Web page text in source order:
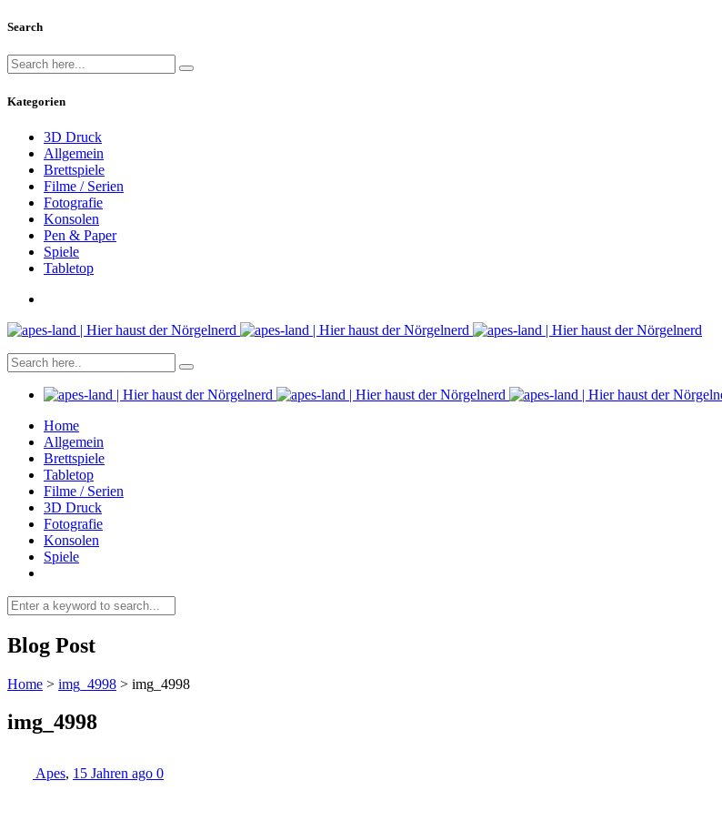
Search
Kategorien
3D Druck
Allgemein
Brettspiele
Filme / Serien
Fotografie
Konsolen
Pen & Paper
Spiele
Tabletop
Home
Allgemein
Brettspiele
Tabletop
Filme / Serien
3D Druck
Fotografie
Konsolen
Spiele
Blog Post
Home > img_4998 > img_4998
img_4998
Apes, 15 Jahren ago 0